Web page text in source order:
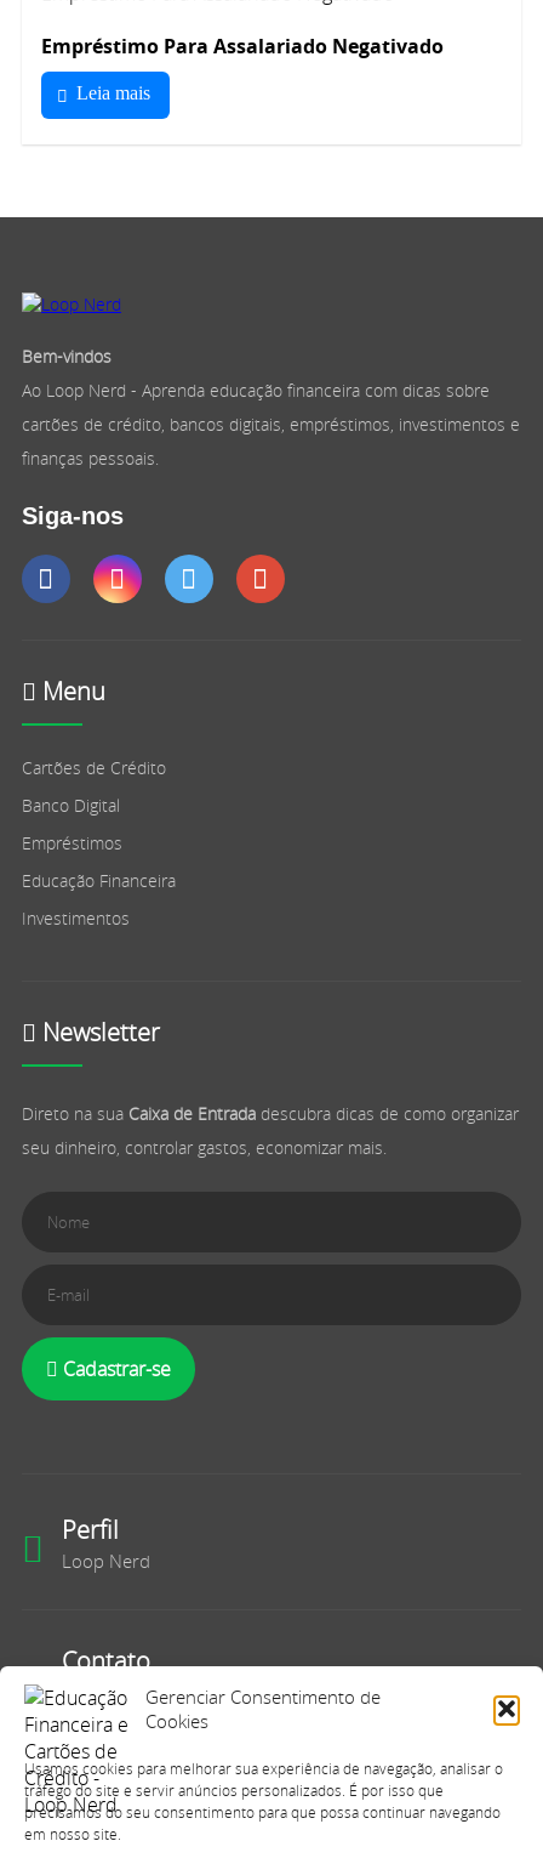
Gerenciar Consentimento de
Cookies
Usamos cookies para melhorar sua experiência de navegação, analisar o
tráfego do site e servir anúncios personalizados. É por isso que
precisamos do seu consentimento para que possa continuar navegando
em nosso site.
Empréstimo Para Assalariado Negativado
Leia mais
Bem-vindos
Ao Loop Nerd - Aprenda educação financeira com dicas sobre
cartões de crédito, bancos digitais, empréstimos, investimentos e
finanças pessoais.
Siga-nos
Menu
Cartões de Crédito
Banco Digital
Empréstimos
Educação Financeira
Investimentos
Newsletter
Direto na sua Caixa de Entradadescubra dicas de como organizar
seu dinheiro, controlar gastos, economizar mais.
Cadastrar-se
Perfil
Loop Nerd
Contato
Fale Conosco
E-mail
contato@loopnerd.com.br